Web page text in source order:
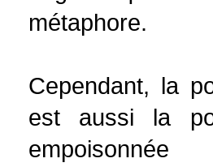
métaphore.
Cependant, la
est aussi la